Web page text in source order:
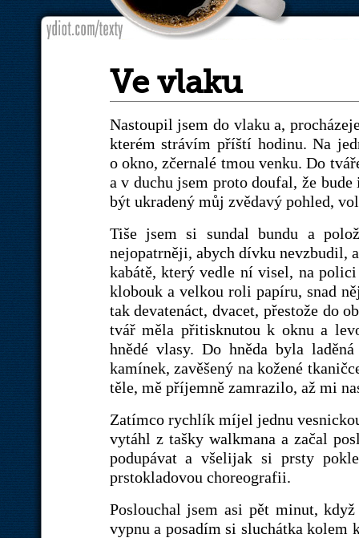
Ve vlaku
Nastoupil jsem do vlaku a,
kterém strávím příští hodinu. Na
o okno, zčernalé tmou venku. Do
a v duchu jsem proto doufal, že
být ukradený můj zvědavý pohled,
Tiše jsem si sundal bundu a
nejopatrněji, abych dívku nevzbudil,
kabátě, který vedle ní visel, na
klobouk a velkou roli papíru, snad
tak devatenáct, dvacet, přestože do
tvář měla přitisknutou k oknu a
hnědé vlasy. Do hněda byla
kamínek, zavěšený na kožené
těle, mě příjemně zamrazilo, až mi
Zatímco rychlík míjel jednu
vytáhl z tašky walkmana a začal
podupávat a všelijak si prsty
prstokladovou choreografii.
Poslouchal jsem asi pět minut,
vypnu a posadím si sluchátka kolem